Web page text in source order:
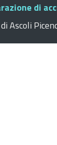
di
Ascoli